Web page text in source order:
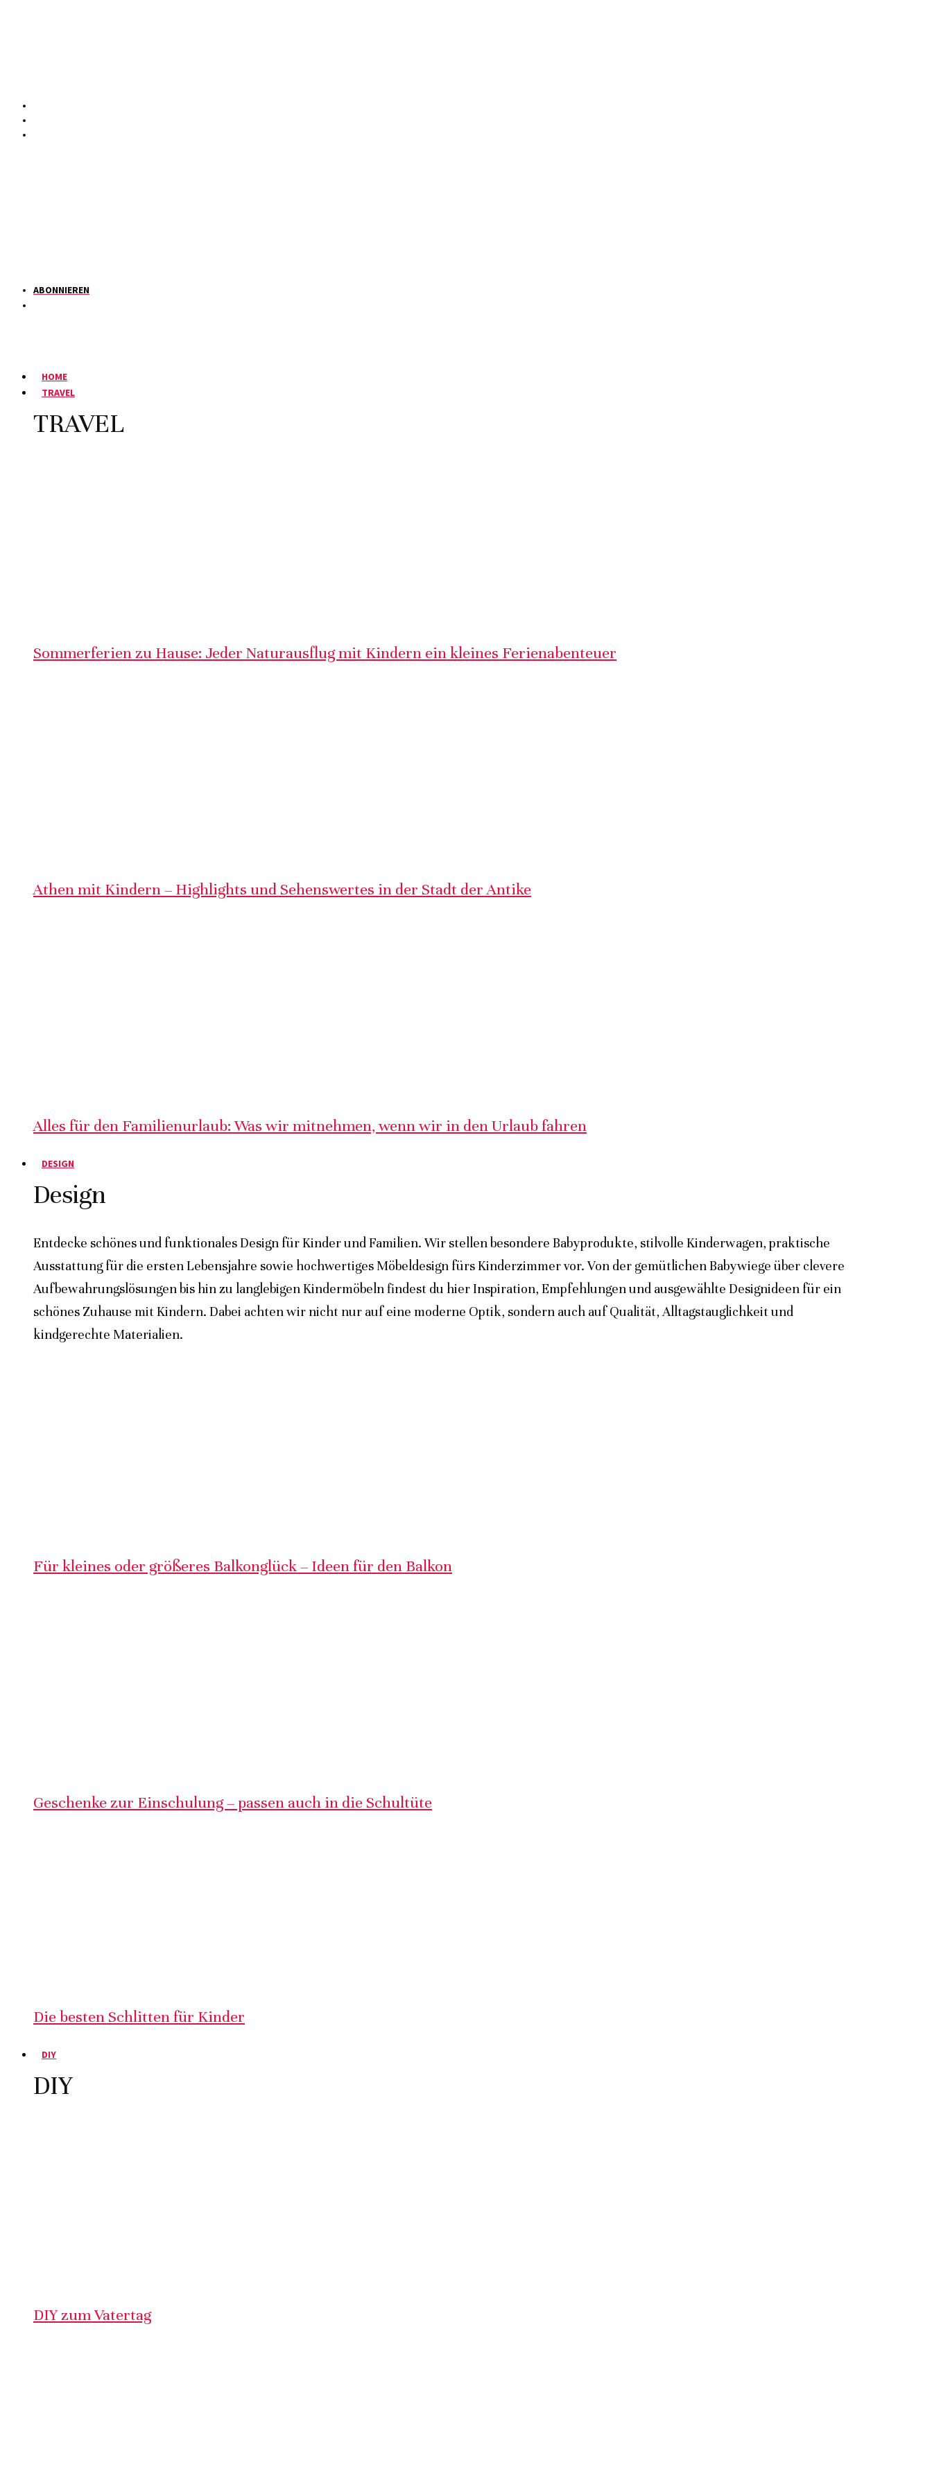
ABONNIEREN
HOME
TRAVEL
TRAVEL
Sommerferien zu Hause: Jeder Naturausflug mit Kindern ein kleines Ferienabenteuer
Athen mit Kindern – Highlights und Sehenswertes in der Stadt der Antike
Alles für den Familienurlaub: Was wir mitnehmen, wenn wir in den Urlaub fahren
DESIGN
Design
Entdecke schönes und funktionales Design für Kinder und Familien. Wir stellen besondere Babyprodukte, stilvolle Kinderwagen, praktische
Ausstattung für die ersten Lebensjahre sowie hochwertiges Möbeldesign fürs Kinderzimmer vor. Von der gemütlichen Babywiege über clevere
Aufbewahrungslösungen bis hin zu langlebigen Kindermöbeln findest du hier Inspiration, Empfehlungen und ausgewählte Designideen für ein
schönes Zuhause mit Kindern. Dabei achten wir nicht nur auf eine moderne Optik, sondern auch auf Qualität, Alltagstauglichkeit und
kindgerechte Materialien.
Für kleines oder größeres Balkonglück – Ideen für den Balkon
Geschenke zur Einschulung – passen auch in die Schultüte
Die besten Schlitten für Kinder
DIY
DIY
DIY zum Vatertag